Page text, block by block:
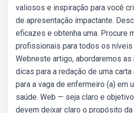
valiosos e inspiração para você
de apresentação impactante.
eficazes e obtenha uma. Procure
profissionais para todos os
Webneste artigo, abordaremos
dicas para a redação de uma
para a vaga de enfermeiro (a) em
saúde. Web — seja claro e
devem deixar claro o propósito